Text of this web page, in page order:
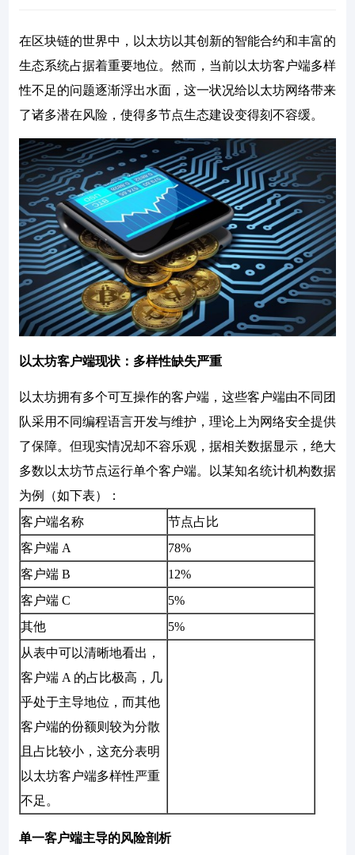
在区块链的世界中，以太坊以其创新的智能合约和丰富的
生态系统占据着重要地位。然而，当前以太坊客户端多样
性不足的问题逐渐浮出水面，这一状况给以太坊网络带来
了诸多潜在风险，使得多节点生态建设变得刻不容缓。
以太坊客户端现状：多样性缺失严重
以太坊拥有多个可互操作的客户端，这些客户端由不同团
队采用不同编程语言开发与维护，理论上为网络安全提供
了保障。但现实情况却不容乐观，据相关数据显示，绝大
多数以太坊节点运行单个客户端。以某知名统计机构数据
为例（如下表）：
客户端名称
节点占比
客户端 A
78%
客户端 B
12%
客户端 C
5%
其他
5%
从表中可以清晰地看出，
客户端 A 的占比极高，几
乎处于主导地位，而其他
客户端的份额则较为分散
且占比较小，这充分表明
以太坊客户端多样性严重
不足。
单一客户端主导的风险剖析